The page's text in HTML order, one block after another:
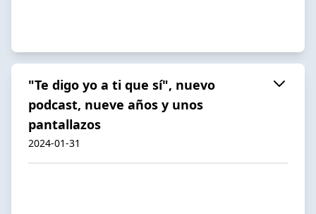
"Te digo yo a ti que sí", nuevo
podcast, nueve años y unos
pantallazos
2024-01-31